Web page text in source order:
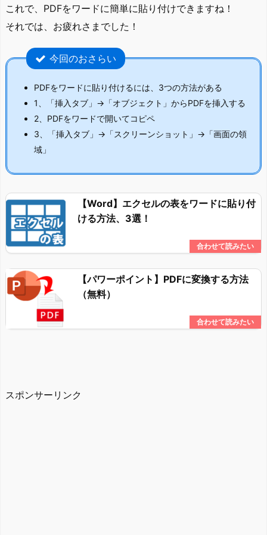
これで、PDFをワードに簡単に貼り付けできますね！
それでは、お疲れさまでした！
今回のおさらい
PDFをワードに貼り付けるには、3つの方法がある
1、「挿入タブ」→「オブジェクト」からPDFを挿入する
2、PDFをワードで開いてコピペ
3、「挿入タブ」→「スクリーンショット」→「画面の領
域」
【Word】エクセルの表をワードに貼り付
ける方法、3選！
【パワーポイント】PDFに変換する方法
（無料）
スポンサーリンク